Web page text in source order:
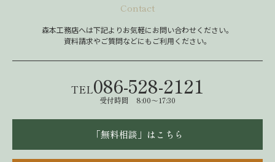
Contact
森本工務店へは下記よりお気軽にお問い合わせください。
資料請求やご質問などにもご利用ください。
TEL086-528-2121
受付時間 8:00～17:30
「無料相談」はこちら